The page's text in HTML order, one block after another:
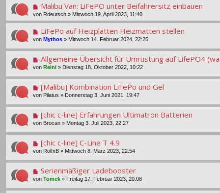
Malibu Van: LiFePO unter Beifahrersitz einbauen
von Rdeutsch » Mittwoch 19. April 2023, 11:40
LiFePo auf Heizplatten Heizmatten stellen
von Mythos » Mittwoch 14. Februar 2024, 22:25
Allgemeine Übersicht für Umrüstung auf LifePO4
von Reini » Dienstag 18. Oktober 2022, 10:22
[Malibu] Kombination LiFePo und Gel
von Pilatus » Donnerstag 3. Juni 2021, 19:47
[chic c-line] Erfahrungen Ultimatron Batterien
von Brocan » Montag 3. Juli 2023, 22:27
[chic c-line] C-Line T 4.9
von RolfxB » Mittwoch 8. März 2023, 22:54
Serienmäßiger Ladebooster
von Tomek » Freitag 17. Februar 2023, 20:08